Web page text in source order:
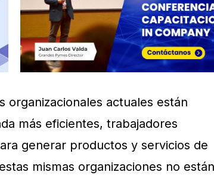
organizacionales actuales están
más eficientes, trabajadores
generar productos y servicios de
mismas organizaciones no están